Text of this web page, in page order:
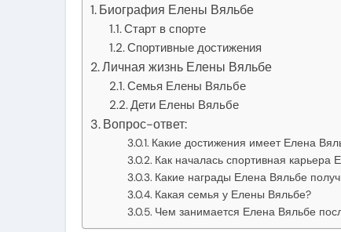
Биография Елены Вяльбе
Старт в спорте
Спортивные достижения
Личная жизнь Елены Вяльбе
Семья Елены Вяльбе
Дети Елены Вяльбе
Вопрос-ответ:
Какие достижения имеет Елена
Как началась спортивная карьера
Какие награды Елена Вяльбе
Какая семья у Елены Вяльбе?
Чем занимается Елена Вяльбе